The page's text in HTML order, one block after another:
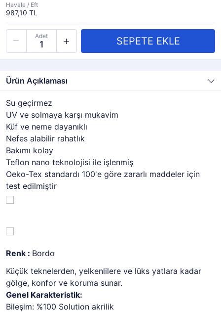
Havale / Eft
987,10 TL
Adet
Ürün Açıklaması
Su geçirmez
UV ve solmaya karşı mukavim
Küf ve neme dayanıklı
Nefes alabilir rahatlık
Bakımı kolay
Teflon nano teknolojisi ile işlenmiş
Oeko-Tex standardı 100'e göre zararlı maddeler için
test edilmiştir
Renk : Bordo
Küçük teknelerden, yelkenlilere ve lüks yatlara kadar
gölge, konfor ve koruma sunar.
Genel Karakteristik:
Bileşim: %100 Solution akrilik